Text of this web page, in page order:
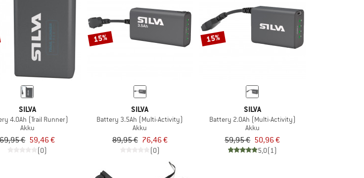
SILVA
4.0Ah (Trail Runner)
Akku
69,95 € 59,46 €
(0)
15%
SILVA
Battery 3.5Ah (Multi-Activity)
Akku
89,95 € 76,46 €
(0)
15%
SILVA
Battery 2.0Ah (Multi-Activity)
Akku
59,95 € 50,96 €
5,0(1)